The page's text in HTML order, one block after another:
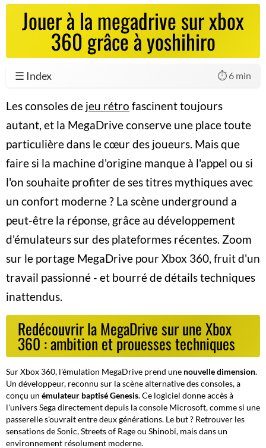
Jouer à la megadrive sur xbox
360 grâce à yoshihiro
☰ Index ⏱️ 6 min
Les consoles de jeu rétro fascinent toujours
autant, et la MegaDrive conserve une place toute
particulière dans le cœur des joueurs. Mais que
faire si la machine d'origine manque à l'appel ou si
l'on souhaite profiter de ses titres mythiques avec
un confort moderne ? La scène underground a
peut-être la réponse, grâce au développement
d'émulateurs sur des plateformes récentes. Zoom
sur le portage MegaDrive pour Xbox 360, fruit d'un
travail passionné - et bourré de détails techniques
inattendus.
Redécouvrir la MegaDrive sur une Xbox
360 : ambition et prouesses techniques
Sur Xbox 360, l'émulation MegaDrive prend une nouvelle dimension.
Un développeur, reconnu sur la scène alternative des consoles, a
conçu un émulateur baptisé Genesis. Ce logiciel donne accès à
l'univers Sega directement depuis la console Microsoft, comme si une
passerelle s'ouvrait entre deux générations. Le but ? Retrouver les
sensations de Sonic, Streets of Rage ou Shinobi, mais dans un
environnement résolument moderne.